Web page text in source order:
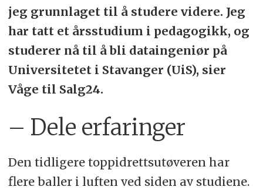
jeg grunnlaget til å studere videre. Jeg
har tatt et årsstudium i pedagogikk, og
studerer nå til å bli dataingeniør på
Universitetet i Stavanger (UiS), sier
Våge til Salg24.
– Dele erfaringer
Den tidligere toppidrettsutøveren har
flere baller i luften ved siden av studiene.